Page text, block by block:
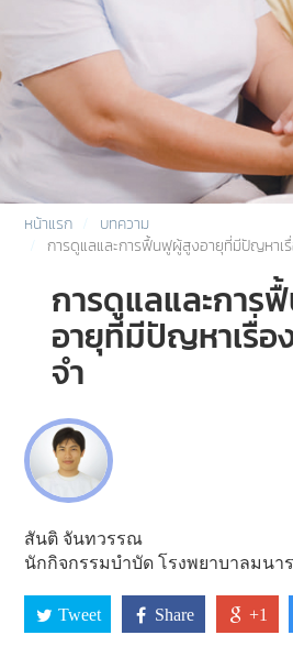
หน้าแรก
บทความ
การดูแลและการฟื้นฟูผู้สูงอายุที่มีปัญหาเ
การดูแลและการ
อายุที่มีปัญหาเรื่อ
จำ
สันติ จันทวรรณ
นักกิจกรรมบำบัด โรงพยาบาลมนา
Tweet Share +1